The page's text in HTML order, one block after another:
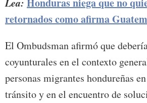
retornados como afirma
El Ombudsman afirmó que
coyunturales en el contexto
personas migrantes hondureñas
tránsito y en el encuentro de